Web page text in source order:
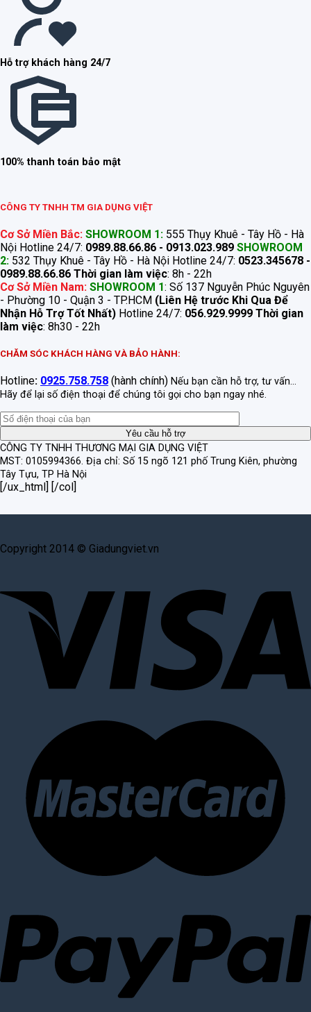
Hỗ trợ khách hàng 24/7
100% thanh toán bảo mật
CÔNG TY TNHH TM GIA DỤNG VIỆT
Cơ Sở Miền Bắc: SHOWROOM 1: 555 Thụy Khuê - Tây Hồ - Hà
Nội Hotline 24/7: 0989.88.66.86 - 0913.023.989 SHOWROOM
2: 532 Thụy Khuê - Tây Hồ - Hà Nội Hotline 24/7: 0523.345678 -
0989.88.66.86 Thời gian làm việc: 8h - 22h
Cơ Sở Miền Nam: SHOWROOM 1: Số 137 Nguyễn Phúc Nguyên
- Phường 10 - Quận 3 - TP.HCM (Liên Hệ trước Khi Qua Để
Nhận Hỗ Trợ Tốt Nhất) Hotline 24/7: 056.929.9999 Thời gian
làm việc: 8h30 - 22h
CHĂM SÓC KHÁCH HÀNG VÀ BẢO HÀNH:
Hotline: 0925.758.758 (hành chính) Nếu bạn cần hỗ trợ, tư vấn...
Hãy để lại số điện thoại để chúng tôi gọi cho bạn ngay nhé.
CÔNG TY TNHH THƯƠNG MẠI GIA DỤNG VIỆT
MST: 0105994366. Địa chỉ: Số 15 ngõ 121 phố Trung Kiên, phường
Tây Tựu, TP Hà Nội
[/ux_html] [/col]
Copyright 2014 © Giadungviet.vn